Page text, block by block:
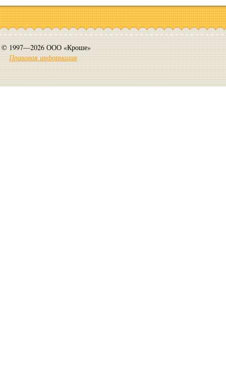
© 1997—2026 ООО «Кроше»
Правовая информация